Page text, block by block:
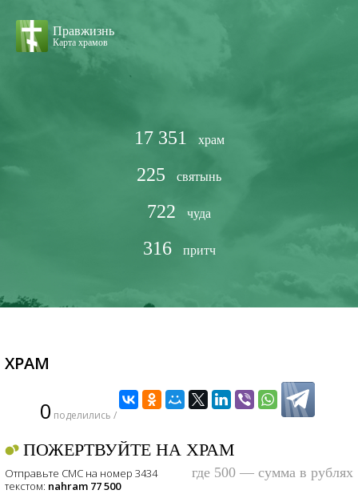
Правжизнь
Карта храмов
17 351 храм
225 святынь
722 чуда
316 притч
ХРАМ
0 поделились /
ПОЖЕРТВУЙТЕ НА ХРАМ
Отправьте СМС на номер 3434
текстом: nahram 77 500
где 500 — сумма в рублях